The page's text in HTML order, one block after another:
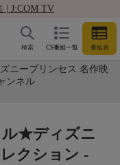
| J:COM TV
CS番組一覧 番組表
検索
ニープリンセス 名作映
ンネル
ル★ディズニ
クション -